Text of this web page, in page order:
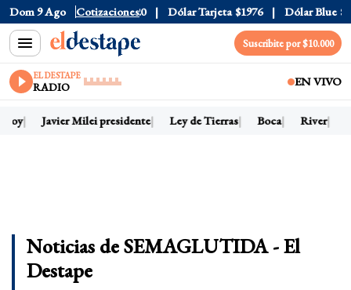
Dom 9 Ago Cotizaciones
Dólar Oficial $1520 Dólar Tarjeta $1976 Dólar Blue
Suscribite por $10.000
EL DESTAPE
RADIO EN VIVO
hoy Javier Milei presidente Ley de Tierras Boca River
Noticias de SEMAGLUTIDA - El
Destape